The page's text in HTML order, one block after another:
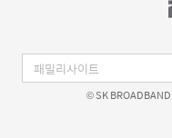
© SK BROADBAND